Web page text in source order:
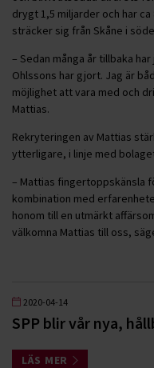
drygt 1,5 miljarder och har
sträcker sig från Skåne i
– Sedan många år tillbaka
Ohlssons har gjort. Jag är
möjlighet att vara med och
Mattias.
Rekryteringen av Mattias
ytterligare, i linje med
– Mattias fingertoppskänsla
kombination med
honom till en utmärkt
välkomna Mattias till oss,
2020-04-14
SPP blir vår nya,
LÄS MER